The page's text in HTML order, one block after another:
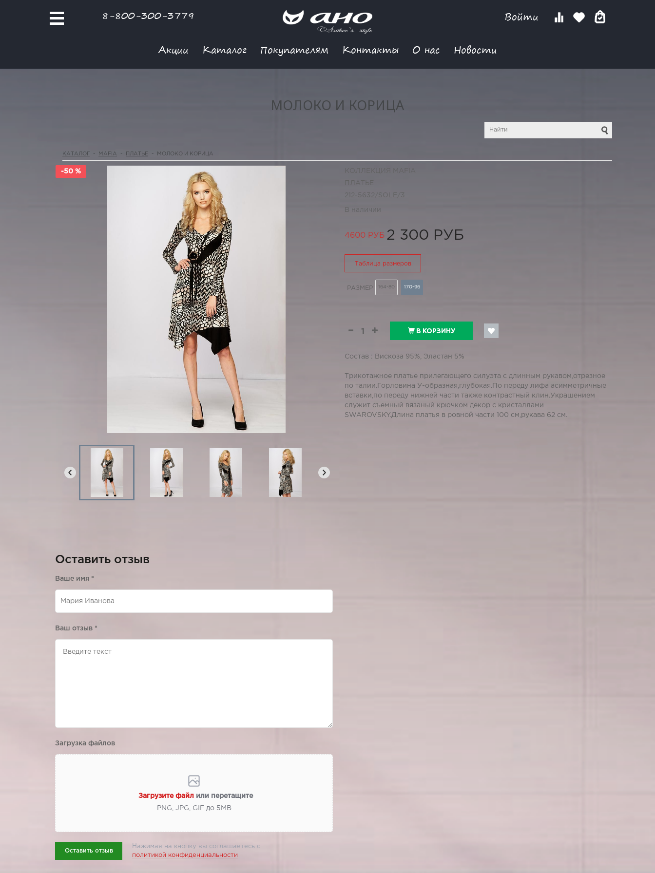
8-800-300-3779 Войти
Акции Каталог Покупателям Контакты О нас Новости
МОЛОКО И КОРИЦА
КАТАЛОГ - MAFIA - ПЛАТЬЕ - МОЛОКО И КОРИЦА
-50 % КОЛЛЕКЦИЯ MAFIA
ПЛАТЬЕ
212-5632/SOLE/3
В наличии
4600 РУБ 2 300 РУБ
Таблица размеров
РАЗМЕР 164-80 170-96
В КОРЗИНУ
Состав : Вискоза 95%, Эластан 5%
Трикотажное платье прилегающего силуэта с длинным рукавом,отрезное
по талии.Горловина У-образная,глубокая.По переду лифа асимметричные
вставки,по переду нижней части также контрастный клин.Украшением
служит съемный вязаный крючком декор с кристаллами
SWAROVSKY.Длина платья в ровной части 100 см,рукава 62 см.
Оставить отзыв
Ваше имя *
Ваш отзыв *
Загрузка файлов
Загрузите файл или перетащите
PNG, JPG, GIF до 5МВ
Оставить отзыв
Нажимая на кнопку вы соглашаетесь с
политикой конфиденциальности